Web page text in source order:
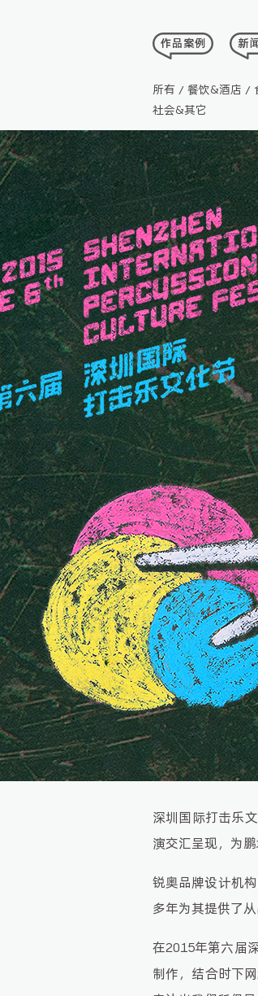
作品案例 新
所有 / 餐饮&酒店 /
社会&其它
深圳国际打击乐
演交汇呈现，为
锐奥品牌设计机
多年为其提供了
在2015年第六届
制作，结合时下